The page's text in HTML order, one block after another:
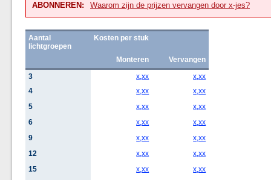
ABONNEREN: Waarom zijn de prijzen vervangen door x-jes?
Aantal
lichtgroepen
Kosten per stuk
Monteren
Vervangen
3
x,xx
x,xx
4
x,xx
x,xx
5
x,xx
x,xx
6
x,xx
x,xx
9
x,xx
x,xx
12
x,xx
x,xx
15
x,xx
x,xx